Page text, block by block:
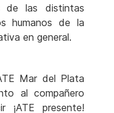
de las distintas
humanos de la
en general.
Mar del Plata
al compañero
¡ATE presente!